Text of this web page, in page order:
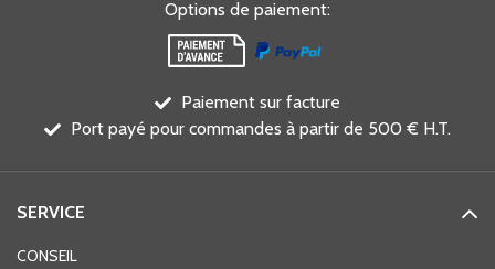
Options de paiement:
Paiement sur facture
Port payé pour commandes à partir de 500 € H.T.
SERVICE
CONSEIL